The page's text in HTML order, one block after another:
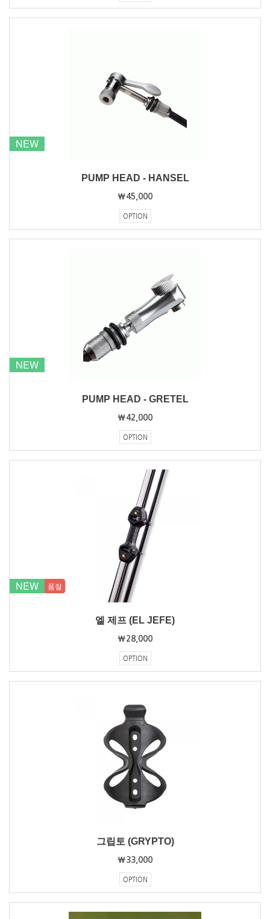
NEW
PUMP HEAD - HANSEL
₩45,000
OPTION
NEW
PUMP HEAD - GRETEL
₩42,000
OPTION
NEW 품절
엘 제프 (EL JEFE)
₩28,000
OPTION
그립토 (GRYPTO)
₩33,000
OPTION